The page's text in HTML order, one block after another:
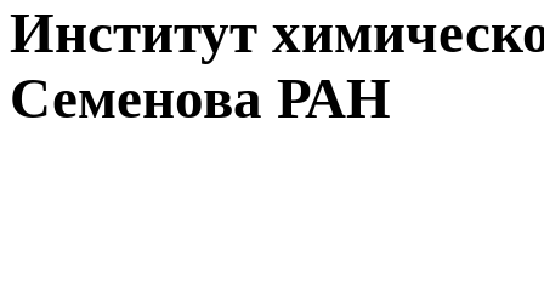
Институт
Семенова РАН